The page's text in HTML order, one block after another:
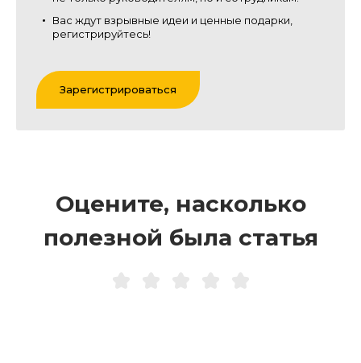
Вас ждут взрывные идеи и ценные подарки,
регистрируйтесь!
Зарегистрироваться
Оцените, насколько
полезной была статья